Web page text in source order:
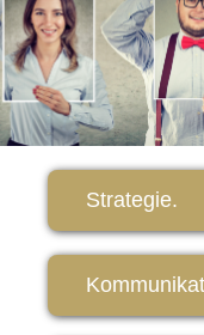
Strategie.